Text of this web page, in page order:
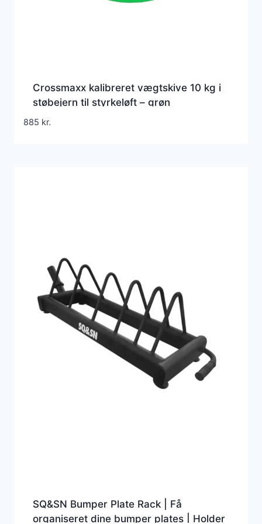
Crossmaxx kalibreret vægtskive 10 kg i
støbejern til styrkeløft – grøn
885 kr.
SQ&SN Bumper Plate Rack | Få
organiseret dine bumper plates | Holder